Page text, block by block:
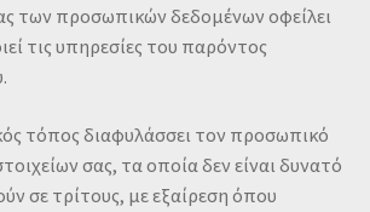
των προσωπικών δεδομένων οφείλει
τις υπηρεσίες του παρόντος
τόπος διαφυλάσσει τον προσωπικό
σας, τα οποία δεν είναι δυνατό
σε τρίτους, με εξαίρεση όπου